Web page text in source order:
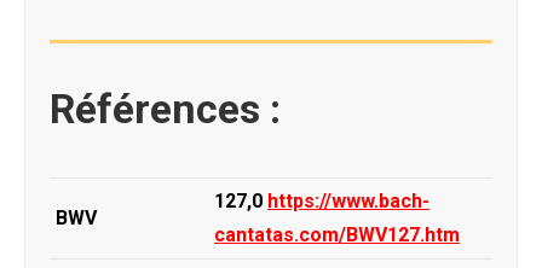
Références :
BWV
127,0 https://www.bach-
cantatas.com/BWV127.htm